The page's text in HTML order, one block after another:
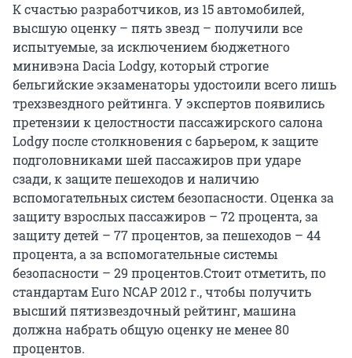
К счастью разработчиков, из 15 автомобилей,
высшую оценку – пять звезд – получили все
испытуемые, за исключением бюджетного
минивэна Dacia Lodgy, который строгие
бельгийские экзаменаторы удостоили всего лишь
трехзвездного рейтинга. У экспертов появились
претензии к целостности пассажирского салона
Lodgy после столкновения с барьером, к защите
подголовниками шей пассажиров при ударе
сзади, к защите пешеходов и наличию
вспомогательных систем безопасности. Оценка за
защиту взрослых пассажиров – 72 процента, за
защиту детей – 77 процентов, за пешеходов – 44
процента, а за вспомогательные системы
безопасности – 29 процентов.Стоит отметить, по
стандартам Euro NCAP 2012 г., чтобы получить
высший пятизвездочный рейтинг, машина
должна набрать общую оценку не менее 80
процентов.